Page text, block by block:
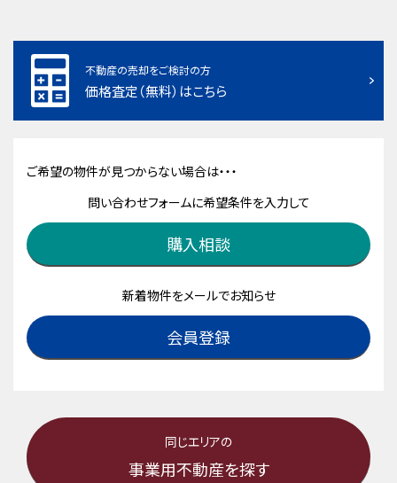
不動産の売却をご検討の方
価格査定（無料）はこちら
ご希望の物件が見つからない場合は・・・
問い合わせフォームに希望条件を入力して
購入相談
新着物件をメールでお知らせ
会員登録
同じエリアの
事業用不動産を探す